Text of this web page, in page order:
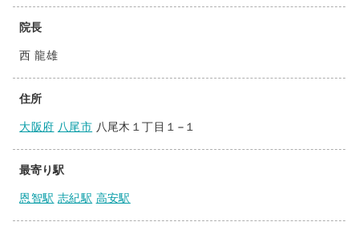
院長
西 龍雄
住所
大阪府 八尾市 八尾木１丁目１−１
最寄り駅
恩智駅 志紀駅 高安駅